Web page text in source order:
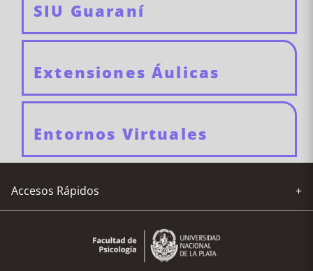
SIU Guaraní
Extensiones Áulicas
Entornos Virtuales
Accesos Rápidos +